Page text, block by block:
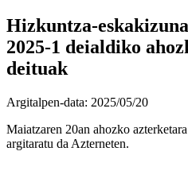
Hizkuntza-
2025-1 deialdiko
deituak
Argitalpen-data: 2025/05/20
Maiatzaren 20an ahozko
argitaratu da Azterneten.